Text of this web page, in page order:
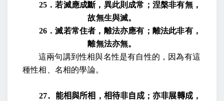
25 ．若滅應成斷，異此則成常；涅槃非有無，
故無生與滅。
26 ．滅若常住者，離法亦應有；離法此非有，
離無法亦無。
這兩句講到性相與名性是有自性的，因為有這
種性相、名相的學論。
27． 能相與所相 ， 相待非自成； 亦非展轉成，